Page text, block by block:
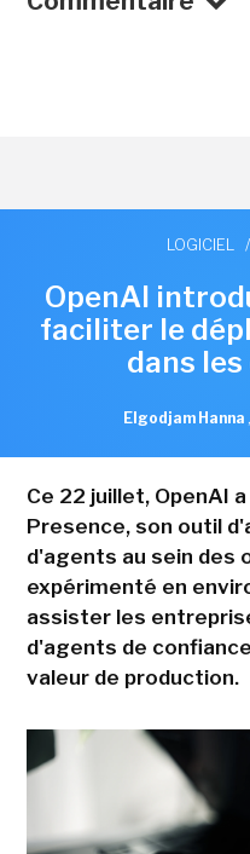
LOGICIEL /
OpenAI
faciliter le
dans
Elgodjam Hanna ,
Ce 22 juillet, OpenAI
Presence, son outil
d'agents au sein des
expérimenté en
assister les
d'agents de
valeur de production.